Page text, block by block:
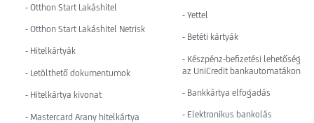
- Otthon Start Lakáshitel
- Otthon Start Lakáshitel Netrisk
- Hitelkártyák
- Letölthető dokumentumok
- Hitelkártya kivonat
- Mastercard Arany hitelkártya
- Yettel
- Betéti kártyák
- Készpénz-befizetési lehetőség
az UniCredit bankautomatákon
- Bankkártya elfogadás
- Elektronikus bankolás